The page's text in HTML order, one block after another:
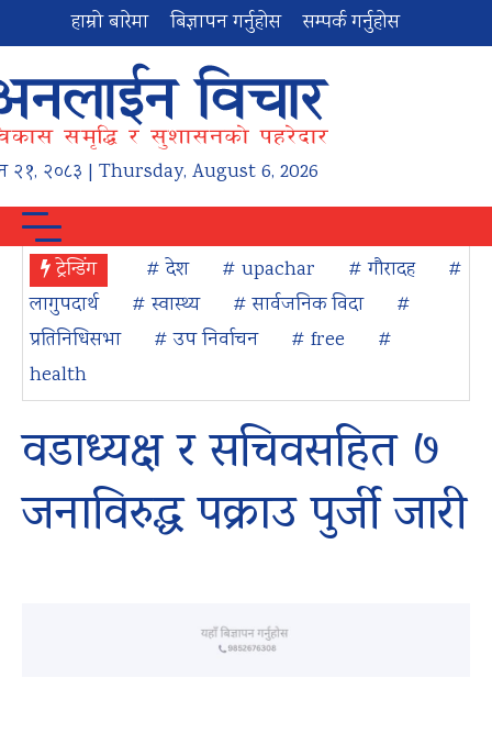
हाम्रो बारेमा बिज्ञापन गर्नुहोस सम्पर्क गर्नुहोस
२१, २०८३ | Thursday, August 6, 2026
ट्रेन्डिंग # देश # upachar # गौरादह
#
लागुपदार्थ
# स्वास्थ्य # सार्वजनिक विदा
#
प्रतिनिधिसभा
# उप निर्वाचन # free
#
health
वडाध्यक्ष र सचिवसहित ७
जनाविरुद्ध पक्राउ पुर्जी जारी